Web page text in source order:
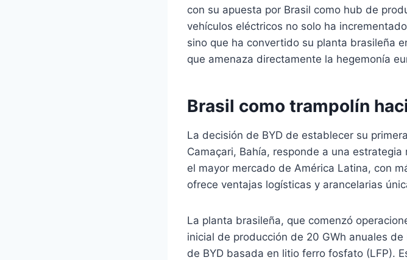
con su apuesta por Brasil como hub de
vehículos eléctricos no solo ha
sino que ha convertido su planta brasileña
que amenaza directamente la hegemonía
Brasil como trampolín
La decisión de BYD de establecer su
Camaçari, Bahía, responde a una
el mayor mercado de América Latina, con
ofrece ventajas logísticas y arancelarias
La planta brasileña, que comenzó
inicial de producción de 20 GWh anuales
de BYD basada en litio ferro fosfato (LFP).